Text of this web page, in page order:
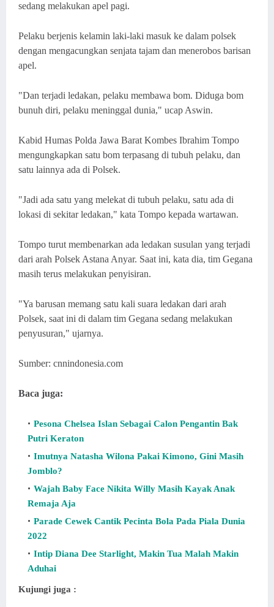
sedang melakukan apel pagi.
Pelaku berjenis kelamin laki-laki masuk ke dalam polsek
dengan mengacungkan senjata tajam dan menerobos barisan
apel.
"Dan terjadi ledakan, pelaku membawa bom. Diduga bom
bunuh diri, pelaku meninggal dunia," ucap Aswin.
Kabid Humas Polda Jawa Barat Kombes Ibrahim Tompo
mengungkapkan satu bom terpasang di tubuh pelaku, dan
satu lainnya ada di Polsek.
"Jadi ada satu yang melekat di tubuh pelaku, satu ada di
lokasi di sekitar ledakan," kata Tompo kepada wartawan.
Tompo turut membenarkan ada ledakan susulan yang terjadi
dari arah Polsek Astana Anyar. Saat ini, kata dia, tim Gegana
masih terus melakukan penyisiran.
"Ya barusan memang satu kali suara ledakan dari arah
Polsek, saat ini di dalam tim Gegana sedang melakukan
penyusuran," ujarnya.
Sumber: cnnindonesia.com
Baca juga:
Pesona Chelsea Islan Sebagai Calon Pengantin Bak
Putri Keraton
Imutnya Natasha Wilona Pakai Kimono, Gini Masih
Jomblo?
Wajah Baby Face Nikita Willy Masih Kayak Anak
Remaja Aja
Parade Cewek Cantik Pecinta Bola Pada Piala Dunia
2022
Intip Diana Dee Starlight, Makin Tua Malah Makin
Aduhai
Kujungi juga :